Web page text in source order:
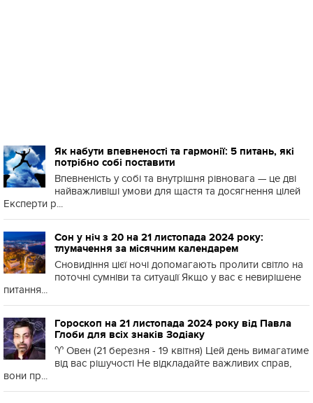
Як набути впевненості та гармонії: 5 питань, які
потрібно собі поставити
Впевненість у собі та внутрішня рівновага — це дві
найважливіші умови для щастя та досягнення цілей
Експерти р...
Сон у ніч з 20 на 21 листопада 2024 року:
тлумачення за місячним календарем
Сновидіння цієї ночі допомагають пролити світло на
поточні сумніви та ситуації Якщо у вас є невирішене
питання...
Гороскоп на 21 листопада 2024 року від Павла
Глоби для всіх знаків Зодіаку
♈️ Овен (21 березня - 19 квітня) Цей день вимагатиме
від вас рішучості Не відкладайте важливих справ,
вони пр...